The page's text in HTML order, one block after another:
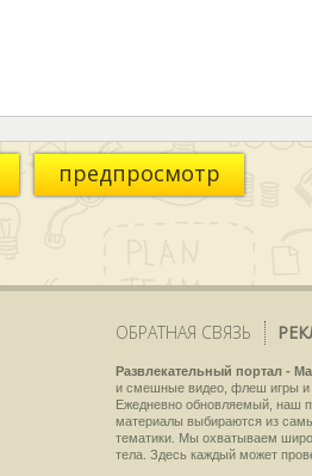
предпросмотр
ОБРАТНАЯ СВЯЗЬ
Развлекательный портал -
и смешные видео, флеш игры и
Ежедневно обновляемый, наш
материалы выбираются из
тематики. Мы охватываем
тела. Здесь каждый может